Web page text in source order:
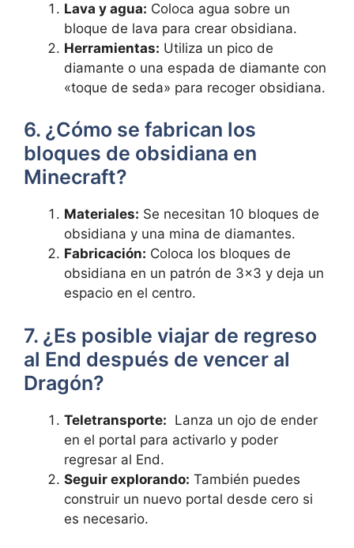
Lava ‌y agua: Coloca agua sobre​ un
bloque de​ lava para crear obsidiana.
Herramientas: Utiliza un⁣ pico de
diamante o una espada ⁤de diamante con
«toque de ​seda» para recoger obsidiana.
6. ‌¿Cómo se fabrican los
bloques de obsidiana en
Minecraft?
Materiales: Se necesitan 10​ bloques de
obsidiana y una mina de diamantes.
Fabricación: Coloca los⁣ bloques de
obsidiana en⁤ un patrón de 3×3 y‌ deja⁢ un
espacio en‌ el centro.
7. ¿Es posible viajar de regreso
‍al End‍ después de vencer al⁢
Dragón?
Teletransporte: ​ Lanza un‍ ojo de ender
‍en⁢ el portal para ⁢activarlo ‍y poder
regresar al⁣ End.
Seguir explorando: También⁣ puedes‍
construir ⁢un nuevo portal⁢ desde‍ cero ⁢si⁤
es⁢ necesario.